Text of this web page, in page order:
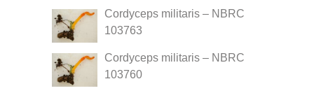
Cordyceps militaris – NBRC
103763
Cordyceps militaris – NBRC
103760